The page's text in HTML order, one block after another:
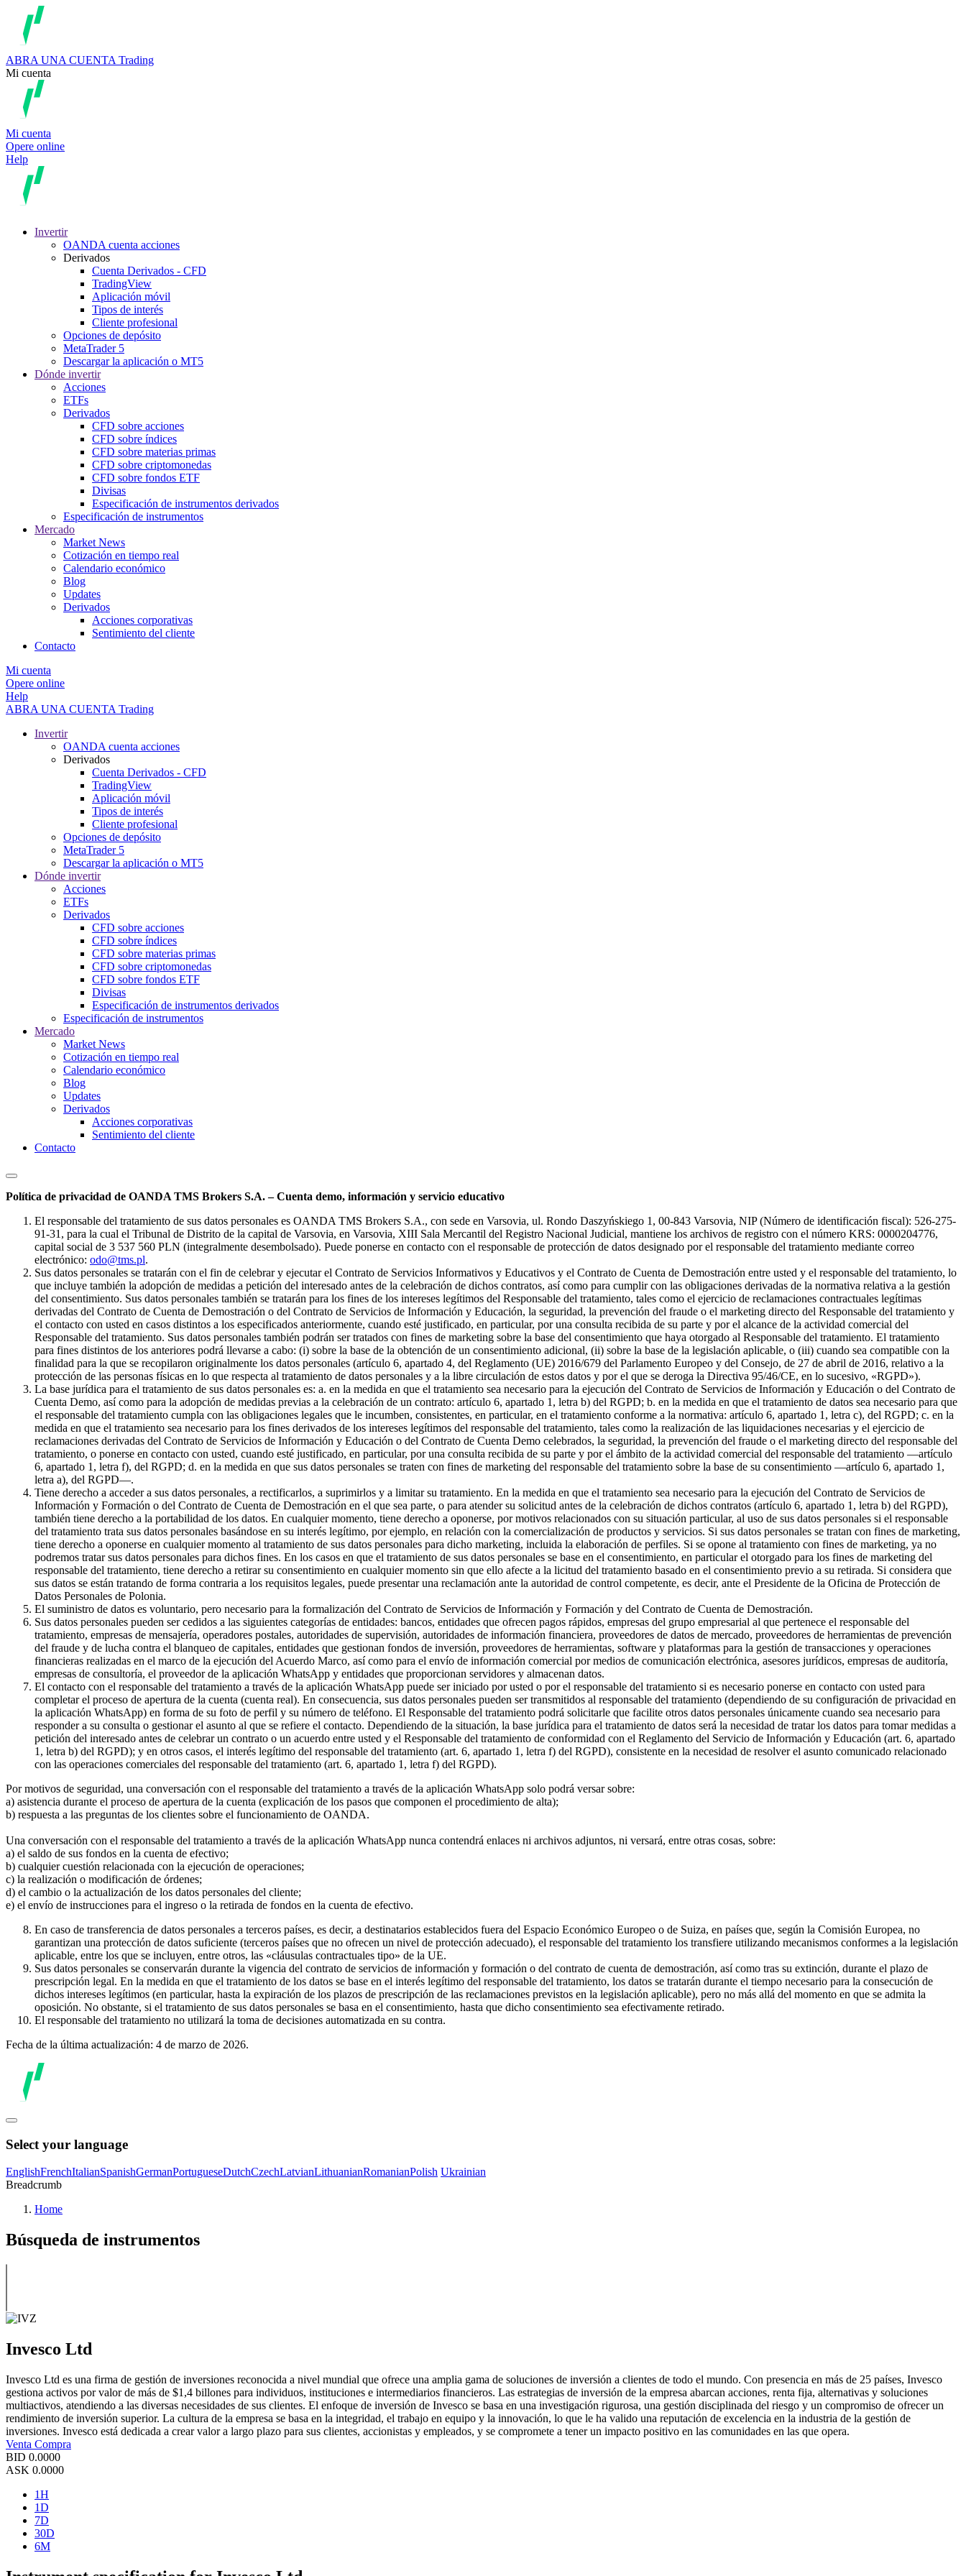
ABRA UNA CUENTA Trading
Mi cuenta
Mi cuenta
Opere online
Help
Invertir
OANDA cuenta acciones
Derivados
Cuenta Derivados - CFD
TradingView
Aplicación móvil
Tipos de interés
Cliente profesional
Opciones de depósito
MetaTrader 5
Descargar la aplicación o MT5
Dónde invertir
Acciones
ETFs
Derivados
CFD sobre acciones
CFD sobre índices
CFD sobre materias primas
CFD sobre criptomonedas
CFD sobre fondos ETF
Divisas
Especificación de instrumentos derivados
Especificación de instrumentos
Mercado
Market News
Cotización en tiempo real
Calendario económico
Blog
Updates
Derivados
Acciones corporativas
Sentimiento del cliente
Contacto
Mi cuenta
Opere online
Help
ABRA UNA CUENTA Trading
Invertir
OANDA cuenta acciones
Derivados
Cuenta Derivados - CFD
TradingView
Aplicación móvil
Tipos de interés
Cliente profesional
Opciones de depósito
MetaTrader 5
Descargar la aplicación o MT5
Dónde invertir
Acciones
ETFs
Derivados
CFD sobre acciones
CFD sobre índices
CFD sobre materias primas
CFD sobre criptomonedas
CFD sobre fondos ETF
Divisas
Especificación de instrumentos derivados
Especificación de instrumentos
Mercado
Market News
Cotización en tiempo real
Calendario económico
Blog
Updates
Derivados
Acciones corporativas
Sentimiento del cliente
Contacto
Política de privacidad de OANDA TMS Brokers S.A. – Cuenta demo, información y servicio educativo
El responsable del tratamiento de sus datos personales es OANDA TMS Brokers S.A., con sede en Varsovia, ul. Rondo Daszyńskiego 1, 00-843 Varsovia, NIP (Número de identificación fiscal): 526-275-
91-31, para la cual el Tribunal de Distrito de la capital de Varsovia, en Varsovia, XIII Sala Mercantil del Registro Nacional Judicial, mantiene los archivos de registro con el número KRS: 0000204776,
capital social de 3 537 560 PLN (integralmente desembolsado). Puede ponerse en contacto con el responsable de protección de datos designado por el responsable del tratamiento mediante correo
electrónico: odo@tms.pl.
Sus datos personales se tratarán con el fin de celebrar y ejecutar el Contrato de Servicios Informativos y Educativos y el Contrato de Cuenta de Demostración entre usted y el responsable del tratamiento, lo
que incluye también la adopción de medidas a petición del interesado antes de la celebración de dichos contratos, así como para cumplir con las obligaciones derivadas de la normativa relativa a la gestión
del consentimiento. Sus datos personales también se tratarán para los fines de los intereses legítimos del Responsable del tratamiento, tales como el ejercicio de reclamaciones contractuales legítimas
derivadas del Contrato de Cuenta de Demostración o del Contrato de Servicios de Información y Educación, la seguridad, la prevención del fraude o el marketing directo del Responsable del tratamiento y
el contacto con usted en casos distintos a los especificados anteriormente, cuando esté justificado, en particular, por una consulta recibida de su parte y por el alcance de la actividad comercial del
Responsable del tratamiento. Sus datos personales también podrán ser tratados con fines de marketing sobre la base del consentimiento que haya otorgado al Responsable del tratamiento. El tratamiento
para fines distintos de los anteriores podrá llevarse a cabo: (i) sobre la base de la obtención de un consentimiento adicional, (ii) sobre la base de la legislación aplicable, o (iii) cuando sea compatible con la
finalidad para la que se recopilaron originalmente los datos personales (artículo 6, apartado 4, del Reglamento (UE) 2016/679 del Parlamento Europeo y del Consejo, de 27 de abril de 2016, relativo a la
protección de las personas físicas en lo que respecta al tratamiento de datos personales y a la libre circulación de estos datos y por el que se deroga la Directiva 95/46/CE, en lo sucesivo, «RGPD»).
La base jurídica para el tratamiento de sus datos personales es: a. en la medida en que el tratamiento sea necesario para la ejecución del Contrato de Servicios de Información y Educación o del Contrato de
Cuenta Demo, así como para la adopción de medidas previas a la celebración de un contrato: artículo 6, apartado 1, letra b) del RGPD; b. en la medida en que el tratamiento de datos sea necesario para que
el responsable del tratamiento cumpla con las obligaciones legales que le incumben, consistentes, en particular, en el tratamiento conforme a la normativa: artículo 6, apartado 1, letra c), del RGPD; c. en la
medida en que el tratamiento sea necesario para los fines derivados de los intereses legítimos del responsable del tratamiento, tales como la realización de las liquidaciones necesarias y el ejercicio de
reclamaciones derivadas del Contrato de Servicios de Información y Educación o del Contrato de Cuenta Demo celebrados, la seguridad, la prevención del fraude o el marketing directo del responsable del
tratamiento, o ponerse en contacto con usted, cuando esté justificado, en particular, por una consulta recibida de su parte y por el ámbito de la actividad comercial del responsable del tratamiento —artículo
6, apartado 1, letra f), del RGPD; d. en la medida en que sus datos personales se traten con fines de marketing del responsable del tratamiento sobre la base de su consentimiento —artículo 6, apartado 1,
letra a), del RGPD—.
Tiene derecho a acceder a sus datos personales, a rectificarlos, a suprimirlos y a limitar su tratamiento. En la medida en que el tratamiento sea necesario para la ejecución del Contrato de Servicios de
Información y Formación o del Contrato de Cuenta de Demostración en el que sea parte, o para atender su solicitud antes de la celebración de dichos contratos (artículo 6, apartado 1, letra b) del RGPD),
también tiene derecho a la portabilidad de los datos. En cualquier momento, tiene derecho a oponerse, por motivos relacionados con su situación particular, al uso de sus datos personales si el responsable
del tratamiento trata sus datos personales basándose en su interés legítimo, por ejemplo, en relación con la comercialización de productos y servicios. Si sus datos personales se tratan con fines de marketing,
tiene derecho a oponerse en cualquier momento al tratamiento de sus datos personales para dicho marketing, incluida la elaboración de perfiles. Si se opone al tratamiento con fines de marketing, ya no
podremos tratar sus datos personales para dichos fines. En los casos en que el tratamiento de sus datos personales se base en el consentimiento, en particular el otorgado para los fines de marketing del
responsable del tratamiento, tiene derecho a retirar su consentimiento en cualquier momento sin que ello afecte a la licitud del tratamiento basado en el consentimiento previo a su retirada. Si considera que
sus datos se están tratando de forma contraria a los requisitos legales, puede presentar una reclamación ante la autoridad de control competente, es decir, ante el Presidente de la Oficina de Protección de
Datos Personales de Polonia.
El suministro de datos es voluntario, pero necesario para la formalización del Contrato de Servicios de Información y Formación y del Contrato de Cuenta de Demostración.
Sus datos personales pueden ser cedidos a las siguientes categorías de entidades: bancos, entidades que ofrecen pagos rápidos, empresas del grupo empresarial al que pertenece el responsable del
tratamiento, empresas de mensajería, operadores postales, autoridades de supervisión, autoridades de información financiera, proveedores de datos de mercado, proveedores de herramientas de prevención
del fraude y de lucha contra el blanqueo de capitales, entidades que gestionan fondos de inversión, proveedores de herramientas, software y plataformas para la gestión de transacciones y operaciones
financieras realizadas en el marco de la ejecución del Acuerdo Marco, así como para el envío de información comercial por medios de comunicación electrónica, asesores jurídicos, empresas de auditoría,
empresas de consultoría, el proveedor de la aplicación WhatsApp y entidades que proporcionan servidores y almacenan datos.
El contacto con el responsable del tratamiento a través de la aplicación WhatsApp puede ser iniciado por usted o por el responsable del tratamiento si es necesario ponerse en contacto con usted para
completar el proceso de apertura de la cuenta (cuenta real). En consecuencia, sus datos personales pueden ser transmitidos al responsable del tratamiento (dependiendo de su configuración de privacidad en
la aplicación WhatsApp) en forma de su foto de perfil y su número de teléfono. El Responsable del tratamiento podrá solicitarle que facilite otros datos personales únicamente cuando sea necesario para
responder a su consulta o gestionar el asunto al que se refiere el contacto. Dependiendo de la situación, la base jurídica para el tratamiento de datos será la necesidad de tratar los datos para tomar medidas a
petición del interesado antes de celebrar un contrato o un acuerdo entre usted y el Responsable del tratamiento de conformidad con el Reglamento del Servicio de Información y Educación (art. 6, apartado
1, letra b) del RGPD); y en otros casos, el interés legítimo del responsable del tratamiento (art. 6, apartado 1, letra f) del RGPD), consistente en la necesidad de resolver el asunto comunicado relacionado
con las operaciones comerciales del responsable del tratamiento (art. 6, apartado 1, letra f) del RGPD).
Por motivos de seguridad, una conversación con el responsable del tratamiento a través de la aplicación WhatsApp solo podrá versar sobre:
a) asistencia durante el proceso de apertura de la cuenta (explicación de los pasos que componen el procedimiento de alta);
b) respuesta a las preguntas de los clientes sobre el funcionamiento de OANDA.
Una conversación con el responsable del tratamiento a través de la aplicación WhatsApp nunca contendrá enlaces ni archivos adjuntos, ni versará, entre otras cosas, sobre:
a) el saldo de sus fondos en la cuenta de efectivo;
b) cualquier cuestión relacionada con la ejecución de operaciones;
c) la realización o modificación de órdenes;
d) el cambio o la actualización de los datos personales del cliente;
e) el envío de instrucciones para el ingreso o la retirada de fondos en la cuenta de efectivo.
En caso de transferencia de datos personales a terceros países, es decir, a destinatarios establecidos fuera del Espacio Económico Europeo o de Suiza, en países que, según la Comisión Europea, no
garantizan una protección de datos suficiente (terceros países que no ofrecen un nivel de protección adecuado), el responsable del tratamiento los transfiere utilizando mecanismos conformes a la legislación
aplicable, entre los que se incluyen, entre otros, las «cláusulas contractuales tipo» de la UE.
Sus datos personales se conservarán durante la vigencia del contrato de servicios de información y formación o del contrato de cuenta de demostración, así como tras su extinción, durante el plazo de
prescripción legal. En la medida en que el tratamiento de los datos se base en el interés legítimo del responsable del tratamiento, los datos se tratarán durante el tiempo necesario para la consecución de
dichos intereses legítimos (en particular, hasta la expiración de los plazos de prescripción de las reclamaciones previstos en la legislación aplicable), pero no más allá del momento en que se admita la
oposición. No obstante, si el tratamiento de sus datos personales se basa en el consentimiento, hasta que dicho consentimiento sea efectivamente retirado.
El responsable del tratamiento no utilizará la toma de decisiones automatizada en su contra.
Fecha de la última actualización: 4 de marzo de 2026.
Select your language
EnglishFrenchItalianSpanishGermanPortugueseDutchCzechLatvianLithuanianRomanianPolish Ukrainian
Breadcrumb
Home
Búsqueda de instrumentos
Invesco Ltd
Invesco Ltd es una firma de gestión de inversiones reconocida a nivel mundial que ofrece una amplia gama de soluciones de inversión a clientes de todo el mundo. Con presencia en más de 25 países, Invesco
gestiona activos por valor de más de $1,4 billones para individuos, instituciones e intermediarios financieros. Las estrategias de inversión de la empresa abarcan acciones, renta fija, alternativas y soluciones
multiactivos, atendiendo a las diversas necesidades de sus clientes. El enfoque de inversión de Invesco se basa en una investigación rigurosa, una gestión disciplinada del riesgo y un compromiso de ofrecer un
rendimiento de inversión superior. La cultura de la empresa se basa en la integridad, el trabajo en equipo y la innovación, lo que le ha valido una reputación de excelencia en la industria de la gestión de
inversiones. Invesco está dedicada a crear valor a largo plazo para sus clientes, accionistas y empleados, y se compromete a tener un impacto positivo en las comunidades en las que opera.
Venta Compra
BID 0.0000
ASK 0.0000
1H
1D
7D
30D
6M